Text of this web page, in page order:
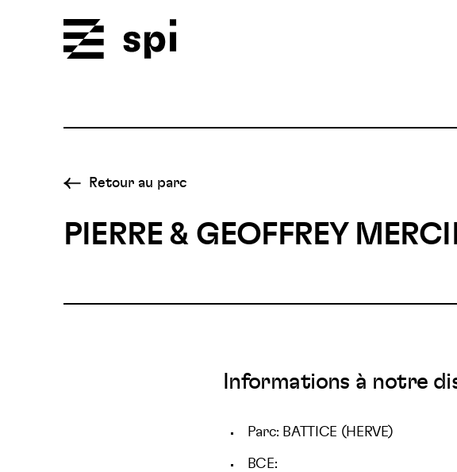
Retour au parc
PIERRE & GEOFFREY
Informations à notre
Parc: BATTICE (HERVE)
BCE: